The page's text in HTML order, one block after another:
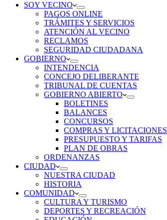
SOY VECINO
PAGOS ONLINE
TRÁMITES Y SERVICIOS
ATENCIÓN AL VECINO
RECLAMOS
SEGURIDAD CIUDADANA
GOBIERNO
INTENDENCIA
CONCEJO DELIBERANTE
TRIBUNAL DE CUENTAS
GOBIERNO ABIERTO
BOLETINES
BALANCES
CONCURSOS
COMPRAS Y LICITACIONES
PRESUPUESTO Y TARIFAS
PLAN DE OBRAS
ORDENANZAS
CIUDAD
NUESTRA CIUDAD
HISTORIA
COMUNIDAD
CULTURA Y TURISMO
DEPORTES Y RECREACIÓN